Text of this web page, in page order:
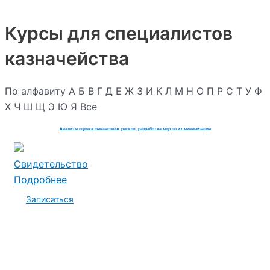
Курсы для специалистов
казначейства
По алфавиту А Б В Г Д Е Ж З И К Л М Н О П Р С Т У Ф
Х Ч Ш Щ Э Ю Я Все
Анализ и оценка финансовых рисков, разработка мер по их минимизации
Свидетельство
Подробнее
Записаться